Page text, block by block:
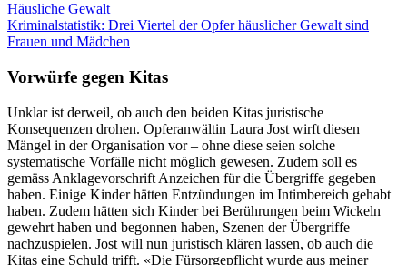
Häusliche Gewalt
Kriminalstatistik: Drei Viertel der Opfer häuslicher Gewalt sind
Frauen und Mädchen
Vorwürfe gegen Kitas
Unklar ist derweil, ob auch den beiden Kitas juristische
Konsequenzen drohen. Opferanwältin Laura Jost wirft diesen
Mängel in der Organisation vor – ohne diese seien solche
systematische Vorfälle nicht möglich gewesen. Zudem soll es
gemäss Anklagevorschrift Anzeichen für die Übergriffe gegeben
haben. Einige Kinder hätten Entzündungen im Intimbereich gehabt
haben. Zudem hätten sich Kinder bei Berührungen beim Wickeln
gewehrt haben und begonnen haben, Szenen der Übergriffe
nachzuspielen. Jost will nun juristisch klären lassen, ob auch die
Kitas eine Schuld trifft. «Die Fürsorgepflicht wurde aus meiner